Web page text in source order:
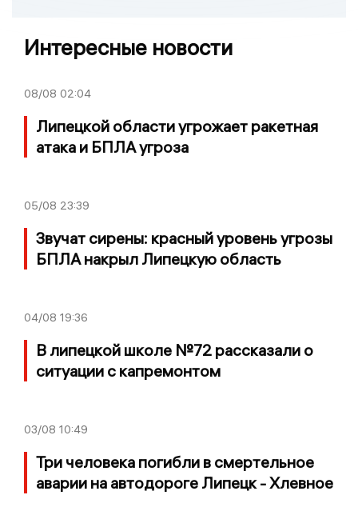
Интересные новости
08/08 02:04
Липецкой области угрожает ракетная
атака и БПЛА угроза
05/08 23:39
Звучат сирены: красный уровень угрозы
БПЛА накрыл Липецкую область
04/08 19:36
В липецкой школе №72 рассказали о
ситуации с капремонтом
03/08 10:49
Три человека погибли в смертельное
аварии на автодороге Липецк - Хлевное